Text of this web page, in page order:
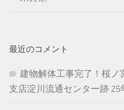
最近のコメント
建物解体工事完了！桜ノ
支店淀川流通センター跡 25